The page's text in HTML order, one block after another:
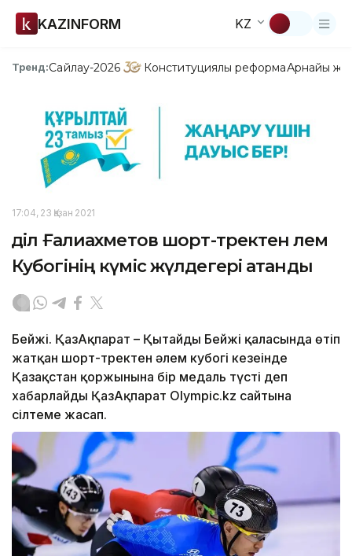
KAZINFORM KZ
Тренд:Сайлау-2026 Конституциялық реформаАрнайы
17:04, 23 Қазан 2021
Әділ Ғалиахметов шорт-тректен Әлем
Кубогінің күміс жүлдегері атанды
Бейжің. ҚазАқпарат – Қытайдың Бейжің қаласында өтіп
жатқан шорт-тректен әлем кубогі кезеңінде
Қазақстан қоржынына бір медаль түсті деп
хабарлайды ҚазАқпарат Olympic.kz сайтына
сілтеме жасап.